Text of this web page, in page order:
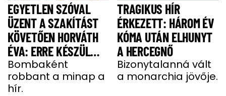
EGYETLEN SZÓVAL
ÜZENT A SZAKÍTÁST
KÖVETŐEN HORVÁTH
ÉVA: ERRE KÉSZÜL
MOST A MODELL
Bombaként
robbant a minap a
hír.
TRAGIKUS HÍR
ÉRKEZETT: HÁROM ÉV
KÓMA UTÁN ELHUNYT
A HERCEGNŐ
Bizonytalanná vált
a monarchia jövője.